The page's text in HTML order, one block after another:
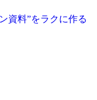
資料”をラクに作る